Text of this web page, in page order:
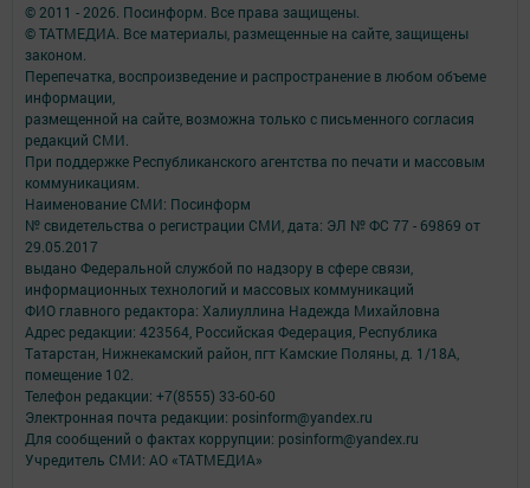
© 2011 - 2026. Посинформ. Все права защищены.
© ТАТМЕДИА. Все материалы, размещенные на сайте, защищены
законом.
Перепечатка, воспроизведение и распространение в любом объеме
информации,
размещенной на сайте, возможна только с письменного согласия
редакций СМИ.
При поддержке Республиканского агентства по печати и массовым
коммуникациям.
Наименование СМИ: Посинформ
№ свидетельства о регистрации СМИ, дата: ЭЛ № ФС 77 - 69869 от
29.05.2017
выдано Федеральной службой по надзору в сфере связи,
информационных технологий и массовых коммуникаций
ФИО главного редактора: Халиуллина Надежда Михайловна
Адрес редакции: 423564, Российская Федерация, Республика
Татарстан, Нижнекамский район, пгт Камские Поляны, д. 1/18А,
помещение 102.
Телефон редакции: +7(8555) 33-60-60
Электронная почта редакции: posinform@yandex.ru
Для сообщений о фактах коррупции: posinform@yandex.ru
Учредитель СМИ: АО «ТАТМЕДИА»